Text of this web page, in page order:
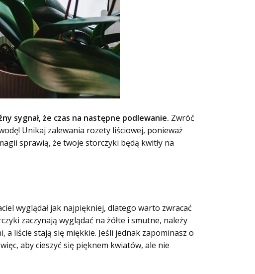
sygnał, że czas na następne podlewanie. Zwróć
Unikaj zalewania rozety liściowej, ponieważ
sprawią, że twoje storczyki będą kwitły na
wyglądał jak najpiękniej, dlatego warto zwracać
zaczynają wyglądać na żółte i smutne, należy
liście stają się miękkie. Jeśli jednak zapominasz o
aby cieszyć się pięknem kwiatów, ale nie